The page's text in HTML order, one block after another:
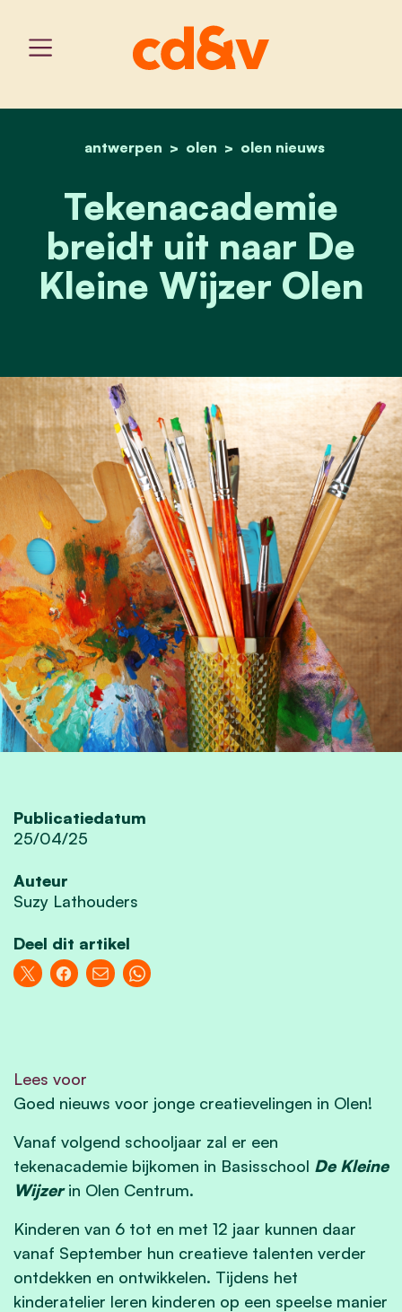
home
antwerpen olen olen nieuws
tekenacademie breidt
Tekenacademie
breidt uit naar De
Kleine Wijzer Olen
Publicatiedatum
25/04/25
Auteur
Suzy Lathouders
Deel dit artikel
Lees voor
Goed nieuws voor jonge creatievelingen in Olen!
Vanaf volgend schooljaar zal er een
tekenacademie bijkomen in Basisschool De Kleine
Wijzerin Olen Centrum.
Kinderen van 6 tot en met 12 jaar kunnen daar
vanaf September hun creatieve talenten verder
ontdekken en ontwikkelen. Tijdens het
kinderatelier leren kinderen op een speelse manier